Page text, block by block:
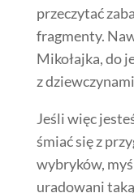
przeczytać
fragmenty.
Mikołajka, do
z
Jeśli więc
śmiać się z
wybryków,
uradowani